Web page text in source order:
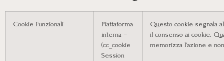
Cookie Funzionali
Piattaforma
interna –
(cc_cookie
Session
Questo cookie segnala
il consenso ai cookie.
memorizza l’azione e